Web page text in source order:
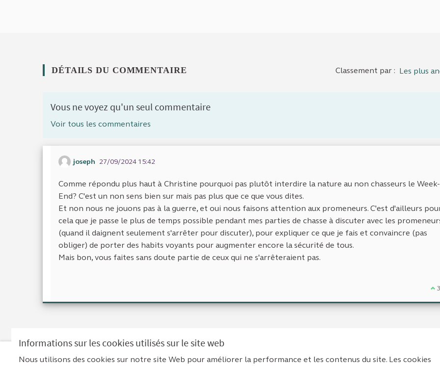
Informations sur les cookies utilisés sur le site web
Nous utilisons des cookies sur notre site Web pour améliorer la performance et les contenus du site. Les cookies
DÉTAILS DU COMMENTAIRE Classement par : Les plus
Vous ne voyez qu'un seul commentaire
Voir tous les commentaires
joseph 27/09/2024 15:42
Comme répondu plus haut à Christine pourquoi pas plutôt interdire la nature au non chasseurs le Week-
End? C'est un non sens bien sur mais pas plus que ce que vous dites.
Et non nous ne jouons pas à la guerre, et oui nous faisons attention aux promeneurs. C'est d'ailleurs
cela que je passe le plus de temps possible pendant mes parties de chasse à discuter avec les
(quand il daignent seulement s'arrêter pour discuter), pour expliquer ce que je fais et convaincre (pas
obliger) de porter des habits voyants pour augmenter encore la sécurité de tous.
Mais bon, vous faites sans doute partie de ceux qui ne s'arrêteraient pas.
Je3
Mentions légales Contact Accessibilité : non conforme